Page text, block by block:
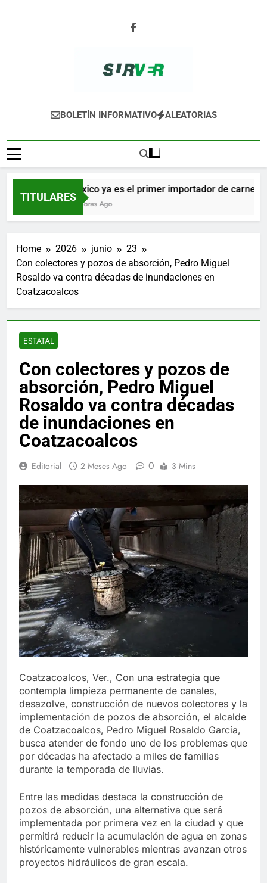
SURVER
BOLETÍN INFORMATIVO ALEATORIAS
TITULARES
México ya es el primer importador de carne de
15 Horas Ago
Home 2026 junio
23
Con colectores y pozos de absorción, Pedro Miguel
Rosaldo va contra décadas de inundaciones en
Coatzacoalcos
ESTATAL
Con colectores y pozos de
absorción, Pedro Miguel
Rosaldo va contra décadas
de inundaciones en
Coatzacoalcos
Editorial 2 Meses Ago 0 3 Mins
Coatzacoalcos, Ver., Con una estrategia que
contempla limpieza permanente de canales,
desazolve, construcción de nuevos colectores y la
implementación de pozos de absorción, el alcalde
de Coatzacoalcos, Pedro Miguel Rosaldo García,
busca atender de fondo uno de los problemas que
por décadas ha afectado a miles de familias
durante la temporada de lluvias.
Entre las medidas destaca la construcción de
pozos de absorción, una alternativa que será
implementada por primera vez en la ciudad y que
permitirá reducir la acumulación de agua en zonas
históricamente vulnerables mientras avanzan otros
proyectos hidráulicos de gran escala.